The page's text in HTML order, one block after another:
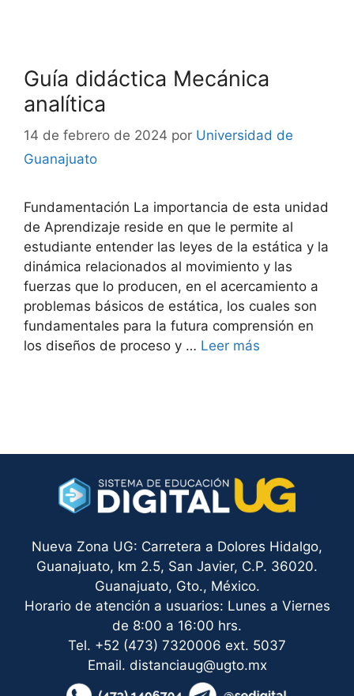
Guía didáctica Mecánica
analítica
14 de febrero de 2024 por Universidad de
Guanajuato
Fundamentación La importancia de esta unidad
de Aprendizaje reside en que le permite al
estudiante entender las leyes de la estática y la
dinámica relacionados al movimiento y las
fuerzas que lo producen, en el acercamiento a
problemas básicos de estática, los cuales son
fundamentales para la futura comprensión en
los diseños de proceso y … Leer más
Nueva Zona UG: Carretera a Dolores Hidalgo,
Guanajuato, km 2.5, San Javier, C.P. 36020.
Guanajuato, Gto., México.
Horario de atención a usuarios: Lunes a Viernes
de 8:00 a 16:00 hrs.
Tel. +52 (473) 7320006 ext. 5037
Email. distanciaug@ugto.mx